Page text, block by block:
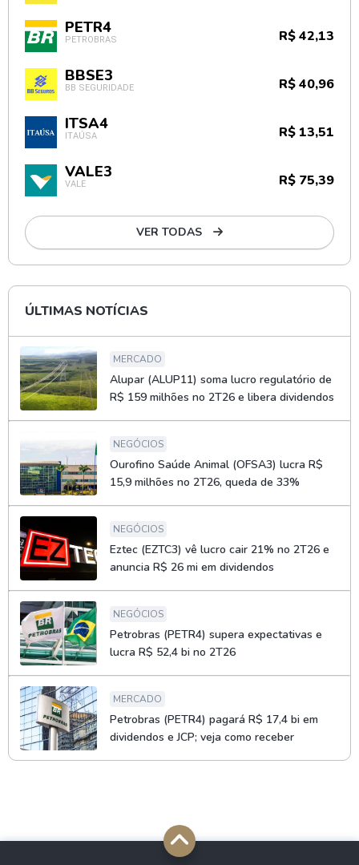
PETR4
PETROBRAS R$ 42,13
BBSE3
BB SEGURIDADE R$ 40,96
ITSA4
ITAÚSA R$ 13,51
VALE3
VALE R$ 75,39
VER TODAS
ÚLTIMAS NOTÍCIAS
MERCADO
Alupar (ALUP11) soma lucro regulatório de
R$ 159 milhões no 2T26 e libera dividendos
NEGÓCIOS
Ourofino Saúde Animal (OFSA3) lucra R$
15,9 milhões no 2T26, queda de 33%
NEGÓCIOS
Eztec (EZTC3) vê lucro cair 21% no 2T26 e
anuncia R$ 26 mi em dividendos
NEGÓCIOS
Petrobras (PETR4) supera expectativas e
lucra R$ 52,4 bi no 2T26
MERCADO
Petrobras (PETR4) pagará R$ 17,4 bi em
dividendos e JCP; veja como receber